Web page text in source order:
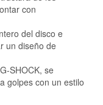
con
del disco e
un diseño de
SHOCK, se
golpes con un estilo